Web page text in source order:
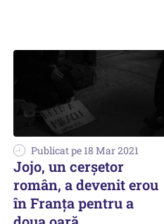
Publicat pe 18 Mar 2021
Jojo, un cerșetor
român, a devenit erou
în Franța pentru a